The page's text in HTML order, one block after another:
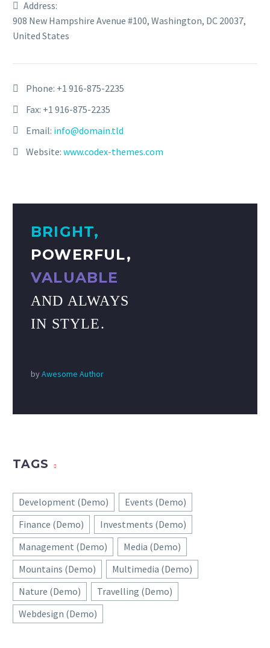
Address:
908 New Hampshire Avenue #100, Washington, DC 20037,
United States
Phone: +1 916-875-2235
Fax: +1 916-875-2235
Email: info@domain.tld
Website: www.codex-themes.com
BRIGHT,
POWERFUL,
VALUABLE
AND ALWAYS
IN STYLE.
byAwesome Author
TAGS
Development (Demo)
Events (Demo)
Finance (Demo)
Investments (Demo)
Management (Demo)
Media (Demo)
Mountains (Demo)
Multimedia (Demo)
Nature (Demo)
Travelling (Demo)
Webdesign (Demo)